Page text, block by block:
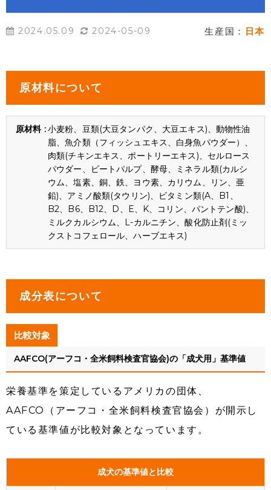
2024.05.09 2024-05-09 生産国： 日本
原材料について
小麦粉、豆類(大豆タンパク、大豆エキス)、動物性油
脂、魚介類（フィッシュエキス、白身魚パウダー）、
肉類(チキンエキス、ポートリーエキス)、セルロース
パウダー、ビートパルプ、酵母、ミネラル類(カルシ
ウム、塩素、銅、鉄、ヨウ素、カリウム、リン、亜
鉛)、アミノ酸類(タウリン)、ビタミン類(A、B1、
B2、B6、B12、D、E、K、コリン、パントテン酸)、
ミルクカルシウム、L-カルニチン、酸化防止剤(ミッ
クストコフェロール、ハーブエキス)
成分表について
比較対象
AAFCO(アーフコ・全米飼料検査官協会)の「成犬用」基準値
栄養基準を策定しているアメリカの団体、
AAFCO（アーフコ・全米飼料検査官協会）が開示し
ている基準値が比較対象となっています。
成犬の基準値と比較